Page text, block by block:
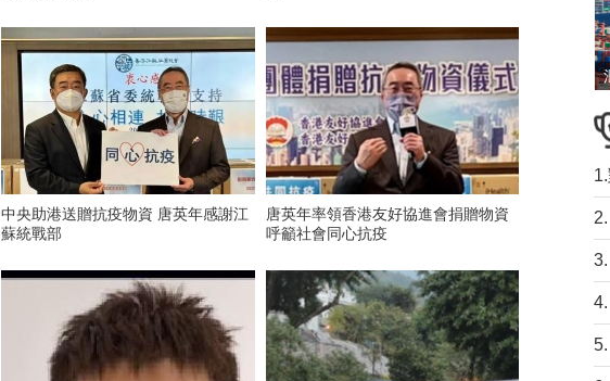
中央助港送贈抗疫物資 唐英年感謝江
蘇統戰部
​唐英年率領香港友好協進會捐贈物資
呼籲社會同心抗疫